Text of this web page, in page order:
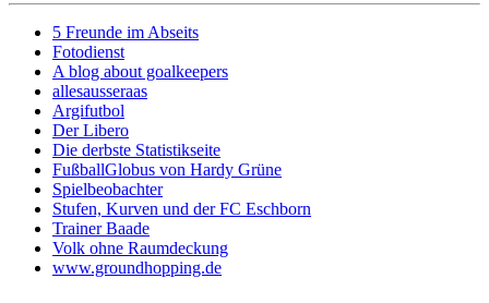
5 Freunde im Abseits
Fotodienst
A blog about goalkeepers
allesausseraas
Argifutbol
Der Libero
Die derbste Statistikseite
FußballGlobus von Hardy Grüne
Spielbeobachter
Stufen, Kurven und der FC Eschborn
Trainer Baade
Volk ohne Raumdeckung
www.groundhopping.de